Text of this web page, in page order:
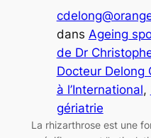
dans Ageing
de Dr
Docteur Delong
à l’International,
gériatrie
La rhizarthrose est une